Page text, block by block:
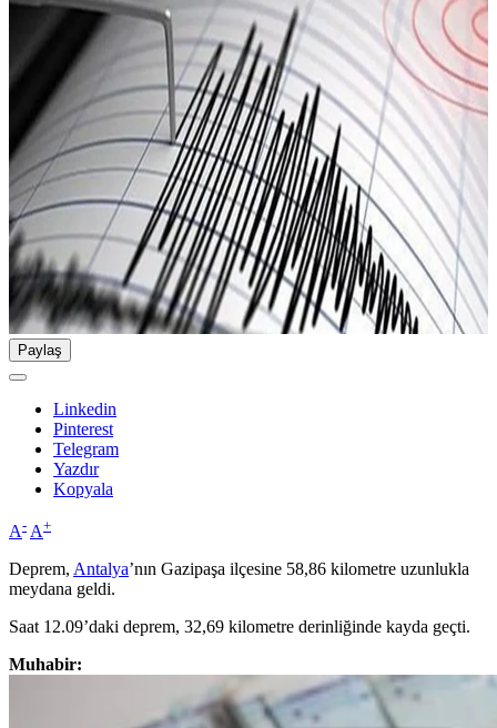
Paylaş
Linkedin
Pinterest
Telegram
Yazdır
Kopyala
A- A+
Deprem, Antalya’nın Gazipaşa ilçesine 58,86 kilometre uzunlukla
meydana geldi.
Saat 12.09’daki deprem, 32,69 kilometre derinliğinde kayda geçti.
Muhabir: